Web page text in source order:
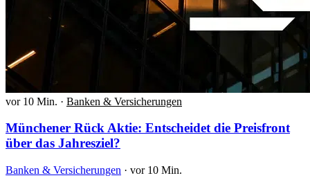
vor 10 Min. · Banken & Versicherungen
Münchener Rück Aktie: Entscheidet die Preisfront
über das Jahresziel?
Banken & Versicherungen · vor 10 Min.